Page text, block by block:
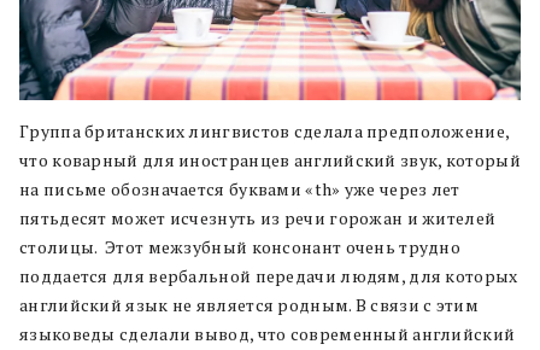
Группа британских лингвистов сделала предположение,
что коварный для иностранцев английский звук, который
на письме обозначается буквами «th» уже через лет
пятьдесят может исчезнуть из речи горожан и жителей
столицы. Этот межзубный консонант очень трудно
поддается для вербальной передачи людям, для которых
английский язык не является родным. В связи с этим
языковеды сделали вывод, что современный английский